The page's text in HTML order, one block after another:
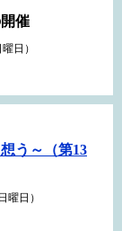
催
日）
う～（第13
曜日）